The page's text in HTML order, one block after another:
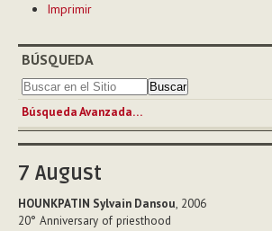
de
Imprimir
BÚSQUEDA
Búsqueda Avanzada…
7 August
HOUNKPATIN Sylvain Dansou, 2006
20° Anniversary of priesthood